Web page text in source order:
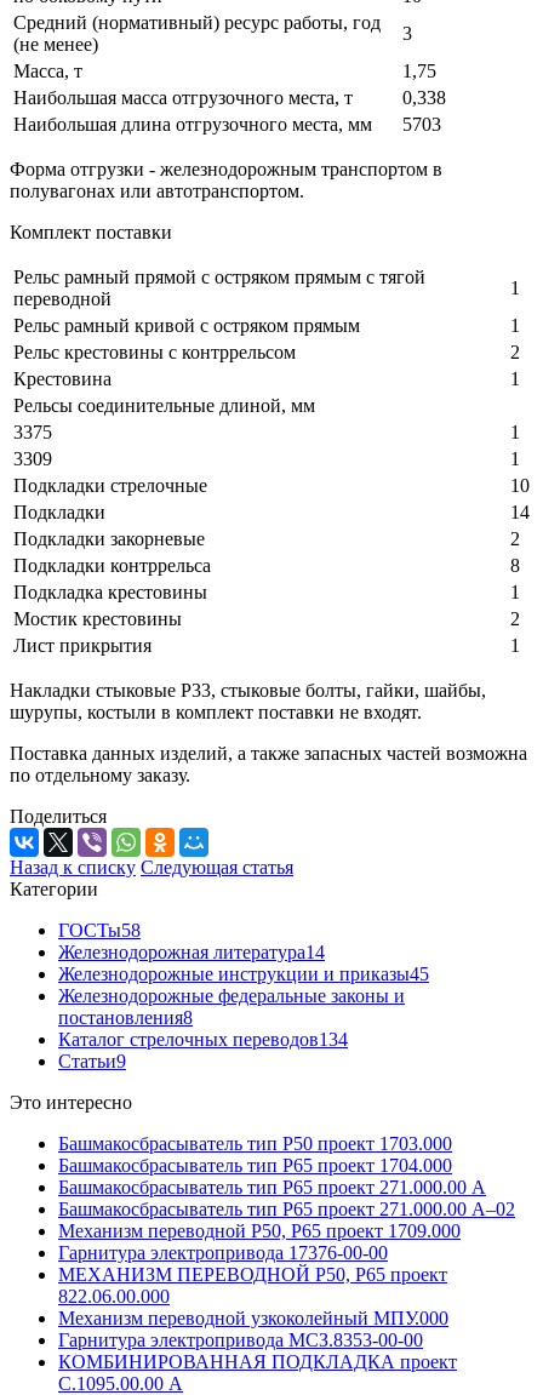
Средний (нормативный) ресурс работы, год
(не менее)
3
Масса, т
1,75
Наибольшая масса отгрузочного места, т
0,338
Наибольшая длина отгрузочного места, мм
5703
Форма отгрузки - железнодорожным транспортом в
полувагонах или автотранспортом.
Комплект поставки
Рельс рамный прямой с остряком прямым с тягой
переводной
1
Рельс рамный кривой с остряком прямым
1
Рельс крестовины с контррельсом
2
Крестовина
1
Рельсы соединительные длиной, мм
3375
1
3309
1
Подкладки стрелочные
10
Подкладки
14
Подкладки закорневые
2
Подкладки контррельса
8
Подкладка крестовины
1
Мостик крестовины
2
Лист прикрытия
1
Накладки стыковые Р33, стыковые болты, гайки, шайбы,
шурупы, костыли в комплект поставки не входят.
Поставка данных изделий, а также запасных частей возможна
по отдельному заказу.
Поделиться
Назад к списку Следующая статья
Категории
ГОСТы58
Железнодорожная литература14
Железнодорожные инструкции и приказы45
Железнодорожные федеральные законы и
постановления8
Каталог стрелочных переводов134
Статьи9
Это интересно
Башмакосбрасыватель тип Р50 проект 1703.000
Башмакосбрасыватель тип Р65 проект 1704.000
Башмакосбрасыватель тип Р65 проект 271.000.00 А
Башмакосбрасыватель тип Р65 проект 271.000.00 А–02
Механизм переводной Р50, Р65 проект 1709.000
Гарнитура электропривода 17376-00-00
МЕХАНИЗМ ПЕРЕВОДНОЙ Р50, Р65 проект
822.06.00.000
Механизм переводной узкоколейный МПУ.000
Гарнитура электропривода МСЗ.8353-00-00
КОМБИНИРОВАННАЯ ПОДКЛАДКА проект
С.1095.00.00 А